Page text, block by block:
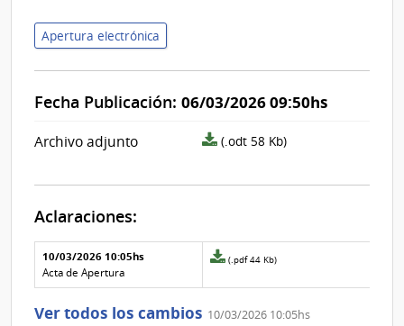
Apertura electrónica
Fecha Publicación: 06/03/2026 09:50hs
Archivo adjunto
archivo
(.odt 58 Kb)
Aclaraciones:
Aclaraciones del llamado
Fecha y
texto de
la
Archivo
de la
10/03/2026 10:05hs
Acta de Apertura
Archivo
de
aclaración
(.pdf 44 Kb)
Ver todos los cambios 10/03/2026 10:05hs